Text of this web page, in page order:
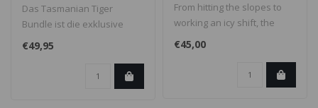
Das Tasmanian Tiger
Bundle ist die exklusive
Limited Edition für Outdoor-
Fans u..
€49,95
From hitting the slopes to
working an icy shift, the
Stratos Hood shields your
€45,00